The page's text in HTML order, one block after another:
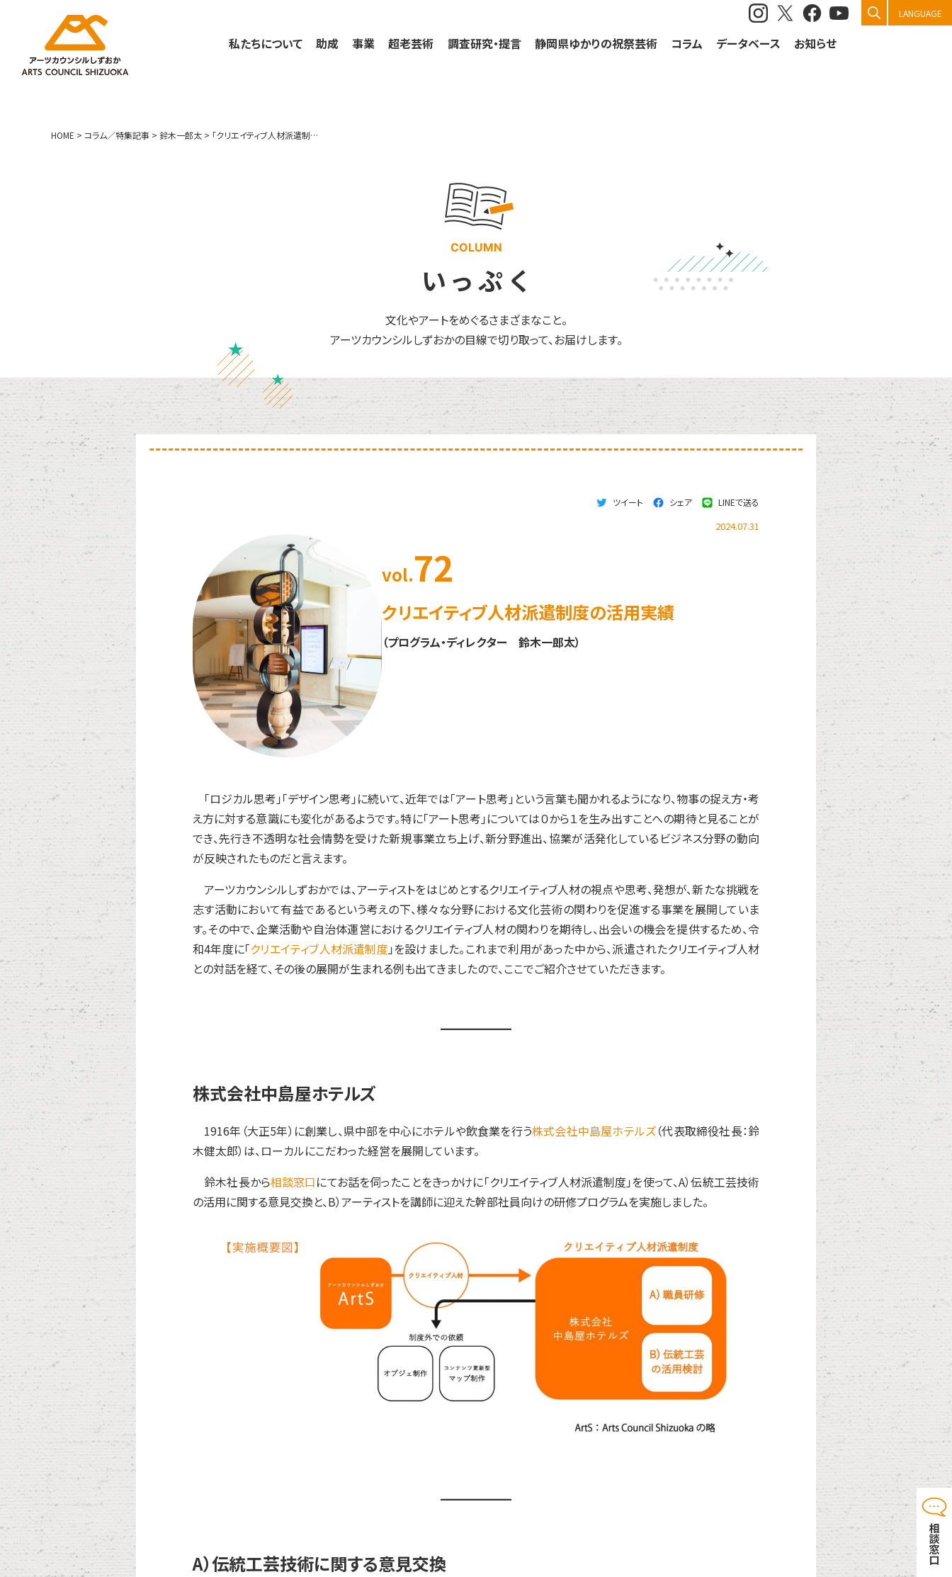
検索
私たちについて
助成 事業 超老芸術 調査研究・提言 静岡県ゆかりの祝祭芸術 コラム データベース お知らせ
LANGUAGE
HOME > コラム／特集記事 > 鈴木一郎太 > 「クリエイティブ人材派遣制度」の活用実績
COLUMN
いっぷく
文化やアートをめぐるさまざまなこと。
アーツカウンシルしずおかの目線で切り取って、お届けします。
ツイート シェア LINEで送る
2024.07.31
vol.72
クリエイティブ人材派遣制度の活用実績
（プログラム・ディレクター 鈴木一郎太）
「ロジカル思考」「デザイン思考」に続いて、近年では「アート思考」という言葉も聞かれるようになり、物事の捉え方・考
え方に対する意識にも変化があるようです。特に「アート思考」については０から１を生み出すことへの期待と見ることが
でき、先行き不透明な社会情勢を受けた新規事業立ち上げ、新分野進出、協業が活発化しているビジネス分野の動向
が反映されたものだと言えます。
アーツカウンシルしずおかでは、アーティストをはじめとするクリエイティブ人材の視点や思考、発想が、新たな挑戦を
志す活動において有益であるという考えの下、様々な分野における文化芸術の関わりを促進する事業を展開していま
す。その中で、企業活動や自治体運営におけるクリエイティブ人材の関わりを期待し、出会いの機会を提供するため、令
和4年度に「クリエイティブ人材派遣制度 」を設けました。これまで利用があった中から、派遣されたクリエイティブ人材
との対話を経て、その後の展開が生まれる例も出てきましたので、ここでご紹介させていただきます。
株式会社中島屋ホテルズ
1916年（大正5年）に創業し、県中部を中心にホテルや飲食業を行う株式会社中島屋ホテルズ（代表取締役社長：鈴
木健太郎）は、ローカルにこだわった経営を展開しています。
鈴木社長から相談窓口にてお話を伺ったことをきっかけに「クリエイティブ人材派遣制度」を使って、A）伝統工芸技術
の活用に関する意見交換と、B）アーティストを講師に迎えた幹部社員向けの研修プログラムを実施しました。
A）伝統工芸技術に関する意見交換